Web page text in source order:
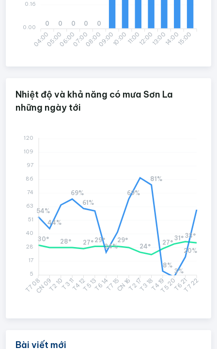
04:0005:0006:0007:0008:0009:0010:0011:0012:0013:0014:0015:00
0 0 0 0 0
0.16
0.00
Nhiệt độ và khả năng có mưa Sơn La
những ngày tới
T7 08CN 09T2 10T3 11T4 12T5 13T6 14T7 15CN 16T2 17T3 18T4 19T5 20T6 21T7 22
30° 28° 27°29°
29°
24°
27°
31° 33°
54%
44%
69%
61%
24%
69%
81%
8%
3%
20%
120
109
97
86
74
63
51
40
28
17
5
Bài viết mới